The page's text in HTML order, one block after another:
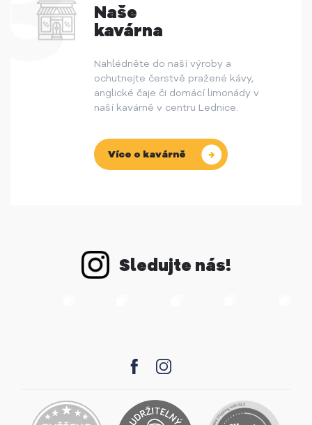
Naše
kavárna
Nahlédněte do naší výroby a
ochutnejte čerstvě pražené kávy,
anglické čaje či domácí limonády v
naší kavárně v centru Lednice.
Více o kavárně
Sledujte nás!